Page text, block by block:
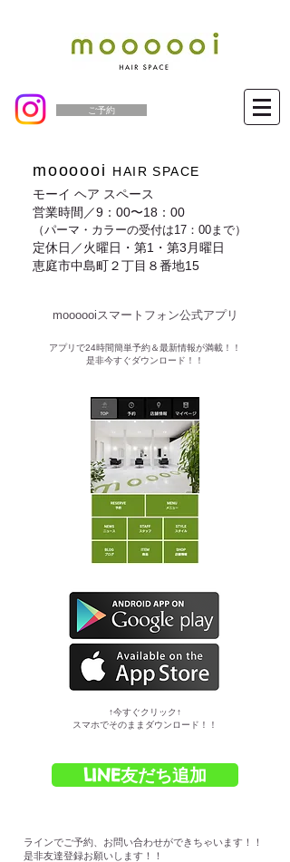
ご予約
moooooi
HAIR SPACE
モーイ ヘア スペース
営業時間／9：00〜18：00
（パーマ・カラーの受付は17：00まで）
定休日／火曜日・第1・第3月曜日
恵庭市中島町２丁目８番地15
moooooiスマートフォン公式アプリ​
​アプリで24時間簡単予約＆最新情報が満載！！
是非今すぐダウンロード！！
​↑今すぐクリック↑
スマホでそのままダウンロード！！
LINE友だち追加
ラインでご予約、お問い合わせができちゃいます！！
是非友達登録お願いします！！